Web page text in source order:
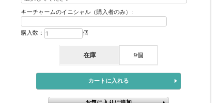
キーチャームのイニシャル（購入者のみ）:
購入数： 個
在庫 9個